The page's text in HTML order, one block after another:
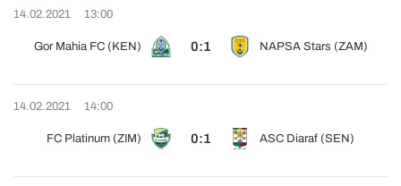
14.02.2021 13:00
Gor Mahia FC (KEN) 0:1 NAPSA Stars (ZAM)
14.02.2021 14:00
FC Platinum (ZIM) 0:1 ASC Diaraf (SEN)